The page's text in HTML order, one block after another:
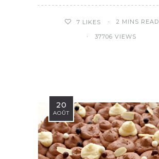
7 LIKES 2 MINS READ
37706 VIEWS
20
AOÛT